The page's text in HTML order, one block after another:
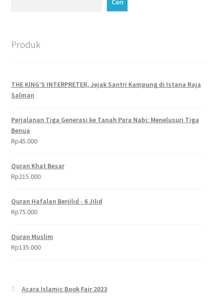
Cari
Produk
THE KING’S INTERPRETER, Jejak Santri Kampung di Istana Raja
Salman
Perjalanan Tiga Generasi ke Tanah Para Nabi: Menelusuri Tiga
Benua
Rp45.000
Quran Khat Besar
Rp215.000
Quran Hafalan Berjilid - 6 Jilid
Rp75.000
Quran Muslim
Rp135.000
Acara Islamic Book Fair 2023